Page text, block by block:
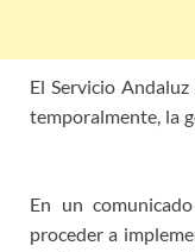
El Servicio
temporalmente, la
En un
proceder a